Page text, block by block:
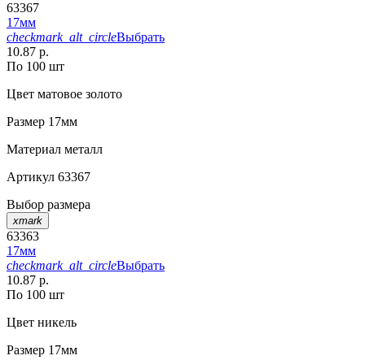
63367
17мм
checkmark_alt_circleВыбрать
10.87 р.
По 100 шт
Цвет матовое золото
Размер 17мм
Материал металл
Артикул 63367
Выбор размера
xmark
63363
17мм
checkmark_alt_circleВыбрать
10.87 р.
По 100 шт
Цвет никель
Размер 17мм